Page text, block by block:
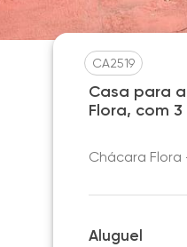
CA2519
Casa para
Flora, com
Chácara Flora
Aluguel